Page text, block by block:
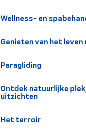
Wellness- en
Genieten van het
Paragliding
Ontdek natuurlijke
uitzichten
Het terroir